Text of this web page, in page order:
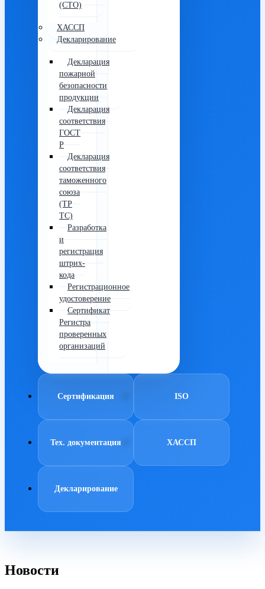
(СТО)
ХАССП
Декларирование
Декларация
пожарной
безопасности
продукции
Декларация
соответствия
ГОСТ
Р
Декларация
соответствия
таможенного
союза
(ТР
ТС)
Разработка
и
регистрация
штрих-
кода
Регистрационное
удостоверение
Сертификат
Регистра
проверенных
организаций
Сертификация ISO
Тех. документация ХАССП
Декларирование
Новости